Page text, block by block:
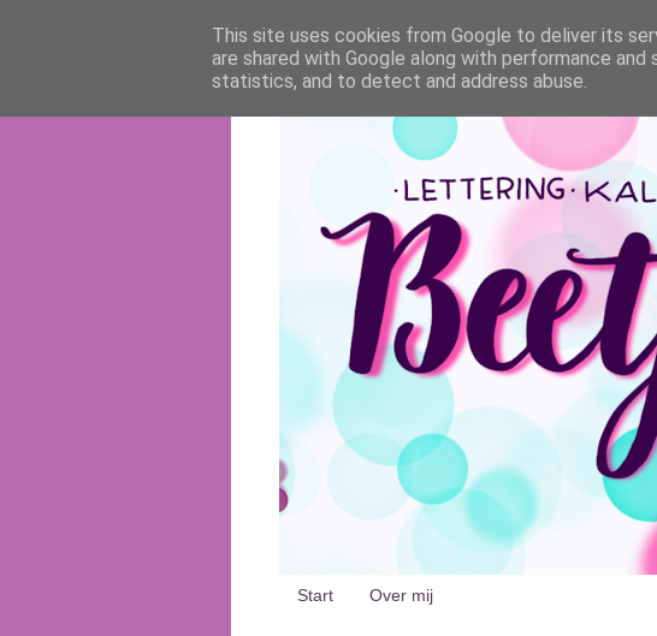
Start Over mij
This site uses cookies from Google to deliver its
are shared with Google along with performance
statistics, and to detect and address abuse.